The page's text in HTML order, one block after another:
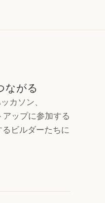
ながる
カソン、
ップに参加する
ビルダーたちに